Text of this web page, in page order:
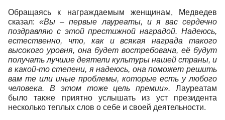
Обращаясь к награждаемым женщинам, Медведев
сказал:«Вы – первые лауреаты, и я вас сердечно
поздравляю с этой престижной наградой. Надеюсь,
естественно, что, как и всякая награда такого
высокого уровня, она будет востребована, её будут
получать лучшие деятели культуры нашей страны, и
в какой-то степени, я надеюсь, она поможет решить
вам те или иные проблемы, которые есть у любого
человека. В этом тоже цель премии». Лауреатам
было также приятно услышать из уст президента
несколько теплых слов о себе и своей деятельности.